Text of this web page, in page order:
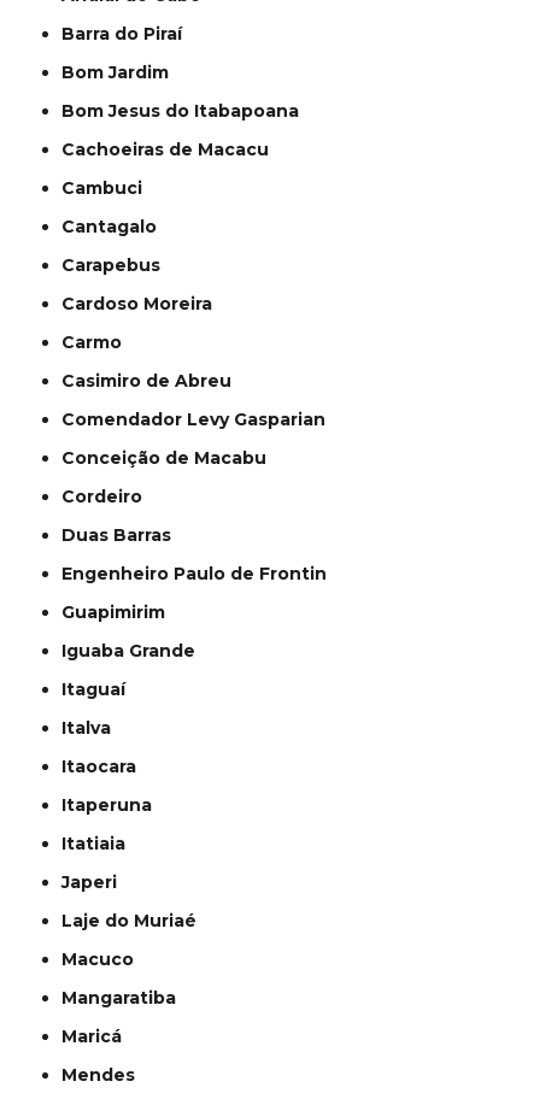
Barra do Piraí
Bom Jardim
Bom Jesus do Itabapoana
Cachoeiras de Macacu
Cambuci
Cantagalo
Carapebus
Cardoso Moreira
Carmo
Casimiro de Abreu
Comendador Levy Gasparian
Conceição de Macabu
Cordeiro
Duas Barras
Engenheiro Paulo de Frontin
Guapimirim
Iguaba Grande
Itaguaí
Italva
Itaocara
Itaperuna
Itatiaia
Japeri
Laje do Muriaé
Macuco
Mangaratiba
Maricá
Mendes